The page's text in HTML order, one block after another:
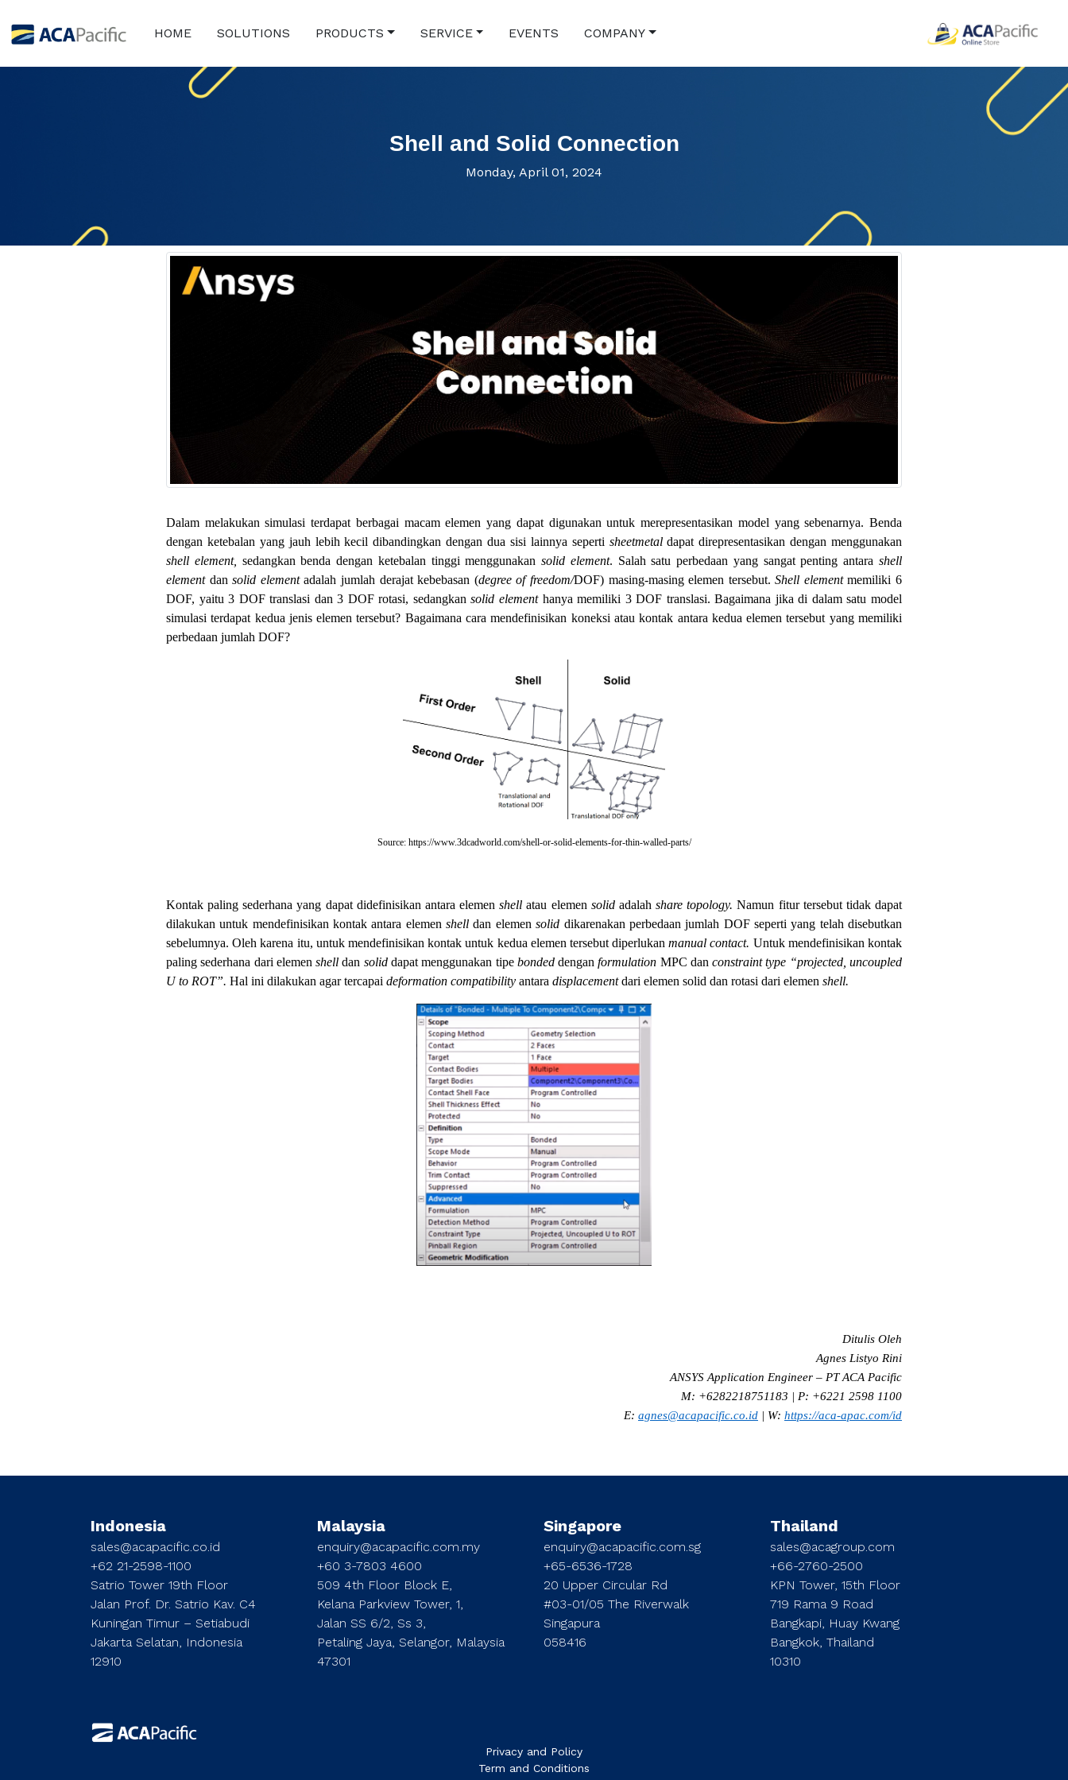
HOME SOLUTIONS PRODUCTS SERVICE EVENTS COMPANY
Shell and Solid Connection
Monday, April 01, 2024
Dalam melakukan simulasi terdapat berbagai macam elemen yang dapat digunakan untuk merepresentasikan model yang sebenarnya. Benda
dengan ketebalan yang jauh lebih kecil dibandingkan dengan dua sisi lainnya seperti sheetmetaldapat direpresentasikan dengan menggunakan
shell element, sedangkan benda dengan ketebalan tinggi menggunakansolid element. Salah satu perbedaan yang sangat penting antarashell
element dansolid elementadalah jumlah derajat kebebasan (degree of freedom/DOF) masing-masing elemen tersebut.Shell elementmemiliki 6
DOF, yaitu 3 DOF translasi dan 3 DOF rotasi, sedangkansolid elementhanya memiliki 3 DOF translasi. Bagaimana jika di dalam satu model
simulasi terdapat kedua jenis elemen tersebut? Bagaimana cara mendefinisikan koneksi atau kontak antara kedua elemen tersebut yang memiliki
perbedaan jumlah DOF?
Source: https://www.3dcadworld.com/shell-or-solid-elements-for-thin-walled-parts/
Kontak paling sederhana yang dapat didefinisikan antara elemenshellatau elemen solid adalahshare topology.Namun fitur tersebut tidak dapat
dilakukan untuk mendefinisikan kontak antara elemenshelldan elemensolid dikarenakan perbedaan jumlah DOF seperti yang telah disebutkan
sebelumnya. Oleh karena itu, untuk mendefinisikan kontak untuk kedua elemen tersebut diperlukanmanual contact. Untuk mendefinisikan kontak
paling sederhana dari elemenshelldan solid dapat menggunakan tipe bondeddenganformulation MPC danconstraint type “projected, uncoupled
U to ROT”. Hal ini dilakukan agar tercapai deformation compatibility antara displacementdari elemen solid dan rotasi dari elemen shell.
Ditulis Oleh
Agnes Listyo Rini
ANSYS Application Engineer – PT ACA Pacific
M: +6282218751183 | P: +6221 2598 1100
E: agnes@acapacific.co.id | W: https://aca-apac.com/id
Indonesia
sales@acapacific.co.id
+62 21-2598-1100
Satrio Tower 19th Floor
Jalan Prof. Dr. Satrio Kav. C4
Kuningan Timur – Setiabudi
Jakarta Selatan, Indonesia
12910
Malaysia
enquiry@acapacific.com.my
+60 3-7803 4600
509 4th Floor Block E,
Kelana Parkview Tower, 1,
Jalan SS 6/2, Ss 3,
Petaling Jaya, Selangor, Malaysia
47301
Singapore
enquiry@acapacific.com.sg
+65-6536-1728
20 Upper Circular Rd
#03-01/05 The Riverwalk
Singapura
058416
Thailand
sales@acagroup.com
+66-2760-2500
KPN Tower, 15th Floor
719 Rama 9 Road
Bangkapi, Huay Kwang
Bangkok, Thailand
10310
Privacy and Policy
Term and Conditions